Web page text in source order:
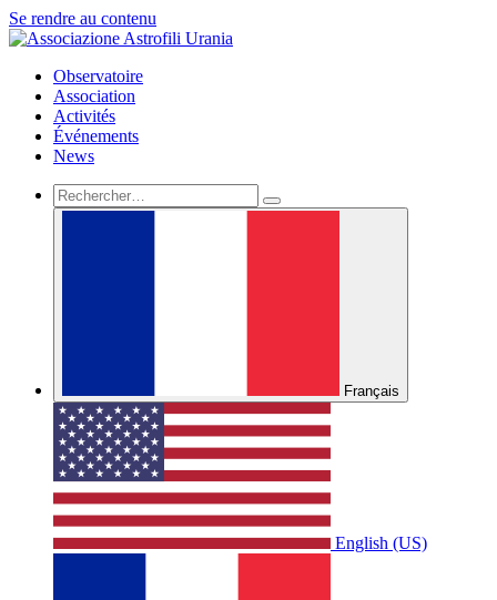
Se rendre au contenu
Observatoire
Association
Activités
Événements
News
Français
English (US)